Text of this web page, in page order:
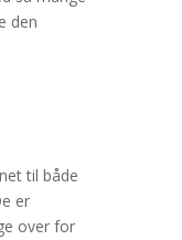
den
til både
er
over for